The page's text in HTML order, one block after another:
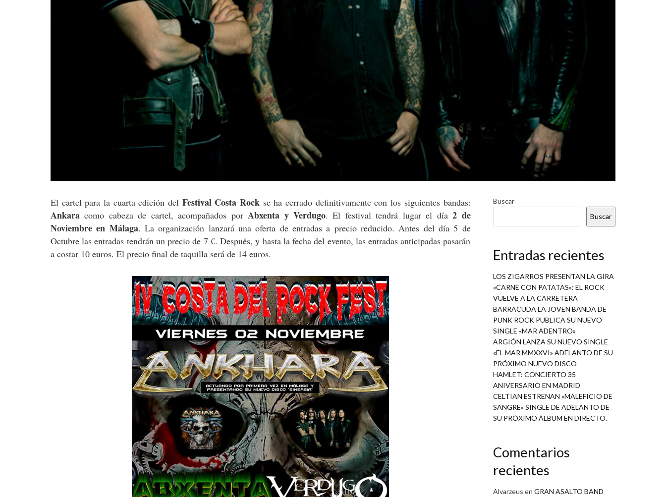
El cartel para la cuarta edición del Festival Costa Rock se ha cerrado definitivamente con los siguientes bandas:
Ankara como cabeza de cartel, acompañados porAbxenta y Verdugo. El festival tendrá lugar el día2 de
Noviembre en Málaga. La organización lanzará una oferta de entradas a precio reducido. Antes del día 5 de
Octubre las entradas tendrán un precio de 7 €. Después, y hasta la fecha del evento, las entradas anticipadas pasarán
a costar 10 euros. El precio final de taquilla será de 14 euros.
Buscar
Buscar
Entradas recientes
LOS ZIGARROS PRESENTAN LA GIRA
«CARNE CON PATATAS»: EL ROCK
VUELVE A LA CARRETERA
BARRACÜDA LA JOVEN BANDA DE
PUNK ROCK PUBLICA SU NUEVO
SINGLE «MAR ADENTRO»
ARGIÓN LANZA SU NUEVO SINGLE
«EL MAR MMXXVI» ADELANTO DE SU
PRÓXIMO NUEVO DISCO
HAMLET: CONCIERTO 35
ANIVERSARIO EN MADRID
CELTIAN ESTRENAN «MALEFICIO DE
SANGRE» SINGLE DE ADELANTO DE
SU PRÓXIMO ÁLBUM EN DIRECTO.
Comentarios
recientes
Alvarzeus en GRAN ASALTO BAND